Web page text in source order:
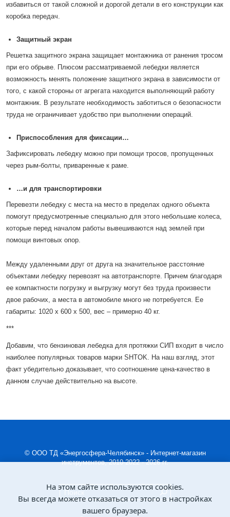
избавиться от такой сложной и дорогой детали в его конструкции как
коробка передач.
Защитный экран
Решетка защитного экрана защищает монтажника от ранения тросом
при его обрыве. Плюсом рассматриваемой лебедки является
возможность менять положение защитного экрана в зависимости от
того, с какой стороны от агрегата находится выполняющий работу
монтажник. В результате необходимость заботиться о безопасности
труда не ограничивает удобство при выполнении операций.
Приспособления для фиксации…
Зафиксировать лебедку можно при помощи тросов, пропущенных
через рым-болты, приваренные к раме.
…и для транспортировки
Перевезти лебедку с места на место в пределах одного объекта
помогут предусмотренные специально для этого небольшие колеса,
которые перед началом работы вывешиваются над землей при
помощи винтовых опор.
Между удаленными друг от друга на значительное расстояние
объектами лебедку перевозят на автотранспорте. Причем благодаря
ее компактности погрузку и выгрузку могут без труда произвести
двое рабочих, а места в автомобиле много не потребуется. Ее
габариты: 1020 х 600 х 500, вес – примерно 40 кг.
***
Добавим, что бензиновая лебедка для протяжки СИП входит в число
наиболее популярных товаров марки SHTOK. На наш взгляд, этот
факт убедительно доказывает, что соотношение цена-качество в
данном случае действительно на высоте.
© ООО ТД «Энергосфера-Челябинск» - Интернет-магазин
инструментов, 2010-2022 - 2026 гг.
На этом сайте используются cookies.
Вы всегда можете отказаться от этого в настройках
вашего браузера.